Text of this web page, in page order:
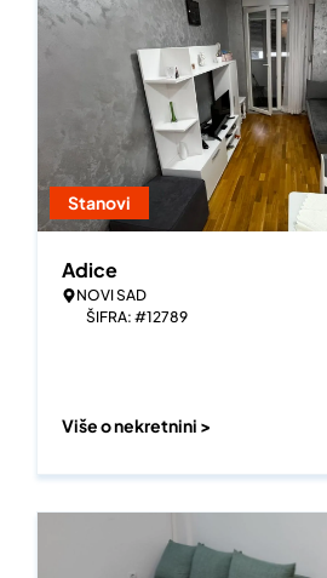
Stanovi
Adice
NOVI SAD
ŠIFRA: #12789
Više o nekretnini >